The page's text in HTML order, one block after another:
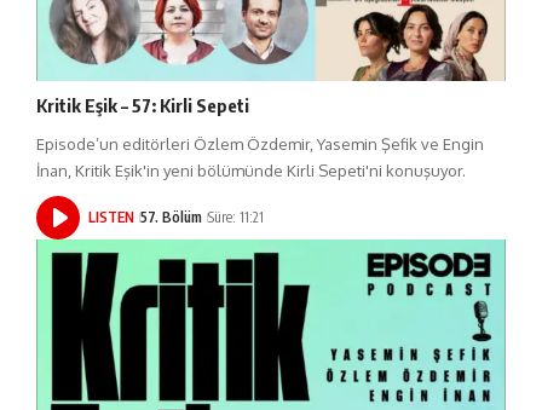
Kritik Eşik – 57: Kirli Sepeti
Episode’un editörleri Özlem Özdemir, Yasemin Şefik ve Engin
İnan, Kritik Eşik'in yeni bölümünde Kirli Sepeti'ni konuşuyor.
LISTEN 57. Bölüm Süre: 11:21